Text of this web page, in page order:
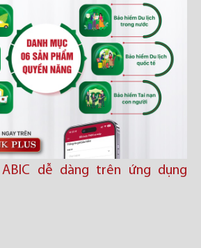
dễ dàng trên ứng dụng